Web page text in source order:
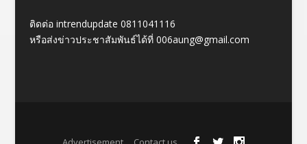
ติดต่อ intrendupdate 0811041116
หรือส่งข่าวประชาสัมพันธ์ได้ที่ 006aung@gmail.com